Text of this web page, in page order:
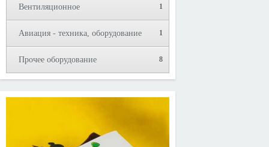
Вентиляционное 1
Авиация - техника, оборудование 1
Прочее оборудование 8